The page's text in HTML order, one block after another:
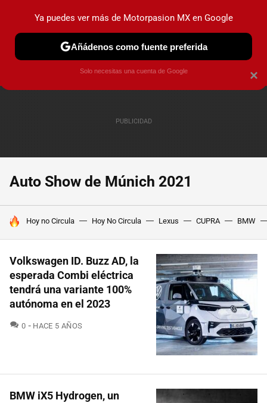
PRUEBAS INDUSTRIA HOY NO CIRCULA
Auto Show de Múnich 2021
HOY SE HABLA DE
Hoy no Circula Hoy No Circula Lexus CUPRA BMW
Volkswagen ID. Buzz AD, la
esperada Combi eléctrica
tendrá una variante 100%
autónoma en el 2023
0 COMENTARIOS
HACE 5 AÑOS
BMW iX5 Hydrogen, un
×
Ya puedes ver más de Motorpasion MX en Google
Añádenos como fuente preferida
Solo necesitas una cuenta de Google